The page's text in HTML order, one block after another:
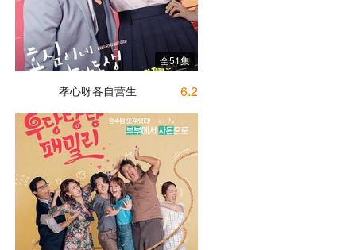
全51集
孝心呀各自营生 6.2